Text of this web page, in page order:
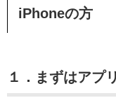
iPhoneの方
１．まずはアプ